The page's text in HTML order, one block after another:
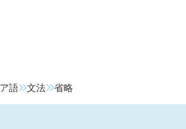
語 文法 省略